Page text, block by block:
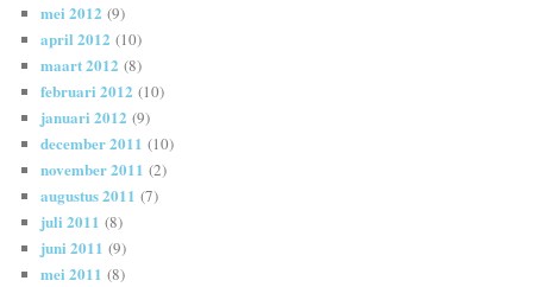
mei 2012 (9)
april 2012 (10)
maart 2012 (8)
februari 2012 (10)
januari 2012 (9)
december 2011 (10)
november 2011 (2)
augustus 2011 (7)
juli 2011 (8)
juni 2011 (9)
mei 2011 (8)